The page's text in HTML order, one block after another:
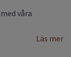
våra
Läs mer